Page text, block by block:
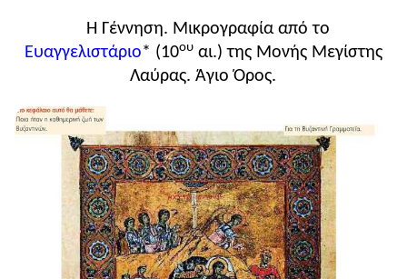
Η Γέννηση. Μικρογραφία από το
Ευαγγελιστάριο* (10ουαι.) της Μονής Μεγίστης
Λαύρας. Άγιο Όρος.